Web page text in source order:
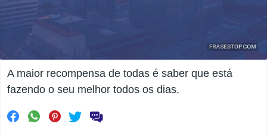
A maior recompensa de todas é saber que está
fazendo o seu melhor todos os dias.